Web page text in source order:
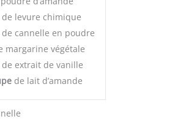
de levure chimique
de cannelle en poudre
margarine végétale
de extrait de vanille
de lait d’amande